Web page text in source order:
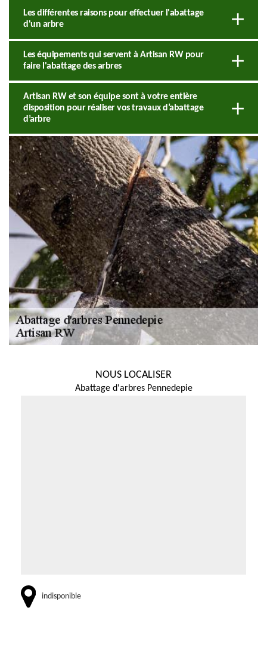
Les différentes raisons pour effectuer l'abattage
d'un arbre
Les équipements qui servent à Artisan RW pour
faire l'abattage des arbres
Artisan RW et son équipe sont à votre entière
disposition pour réaliser vos travaux d’abattage
d’arbre
NOUS LOCALISER
Abattage d'arbres Pennedepie
indisponible